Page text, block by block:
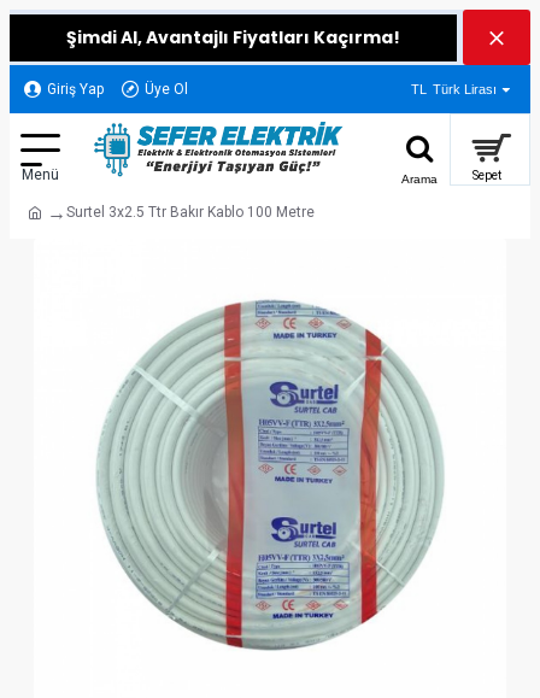
Şimdi Al, Avantajlı Fiyatları Kaçırma!
Giriş Yap Üye Ol TL Türk Lirası
Surtel 3x2.5 Ttr Bakır Kablo 100 Metre